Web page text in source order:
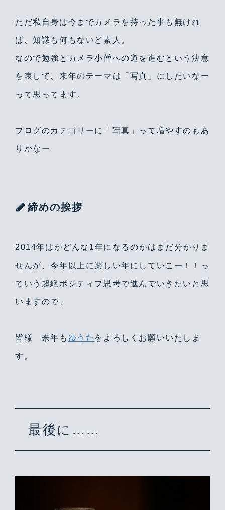
ただ私自身は今までカメラを持った事も無けれ
ば、知識も何もないど素人。
なので勉強とカメラ小僧への道を進むという決意
を表して、来年のテーマは「写真」にしたいなー
って思ってます。
ブログのカテゴリーに「写真」って増やすのもあ
りかなー
締めの挨拶
2014年はがどんな1年になるのかはまだ分かりま
せんが、今年以上に楽しい年にしていこー！！っ
ていう超絶ポジティブ思考で進んでいきたいと思
いますので、
皆様 来年も ゆうた をよろしくお願いいたしま
す。
最後に……